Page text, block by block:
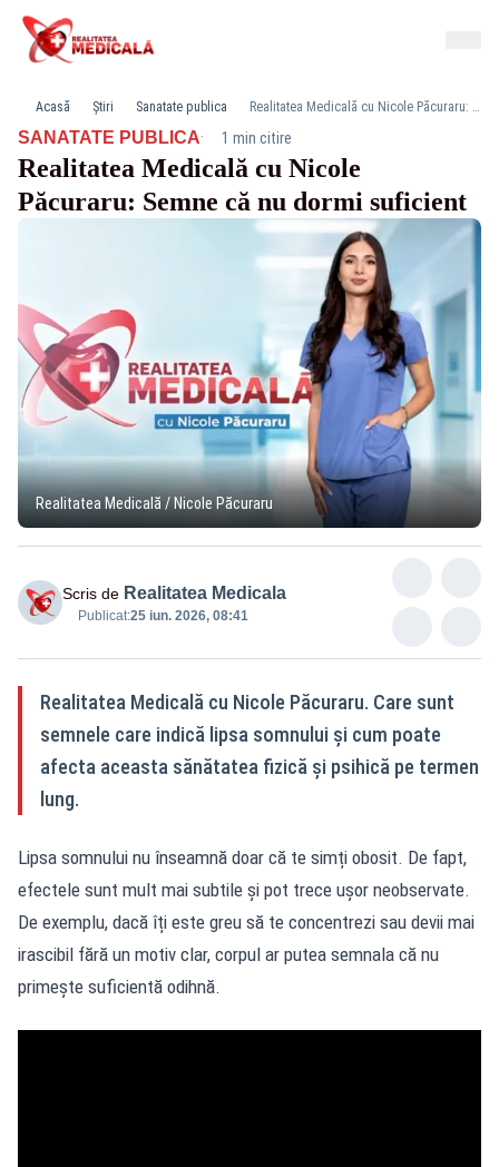
Acasă Știri Sanatate publica Realitatea Medicală cu Nicole Păcuraru: Semne că nu dormi suficient
SANATATE PUBLICA· 1 min citire
Realitatea Medicală cu Nicole
Păcuraru: Semne că nu dormi suficient
Realitatea Medicală / Nicole Păcuraru
Scris de Realitatea Medicala
Publicat:25 iun. 2026, 08:41
Realitatea Medicală cu Nicole Păcuraru. Care sunt
semnele care indică lipsa somnului și cum poate
afecta aceasta sănătatea fizică și psihică pe termen
lung.
Lipsa somnului nu înseamnă doar că te simți obosit. De fapt,
efectele sunt mult mai subtile și pot trece ușor neobservate.
De exemplu, dacă îți este greu să te concentrezi sau devii mai
irascibil fără un motiv clar, corpul ar putea semnala că nu
primește suficientă odihnă.